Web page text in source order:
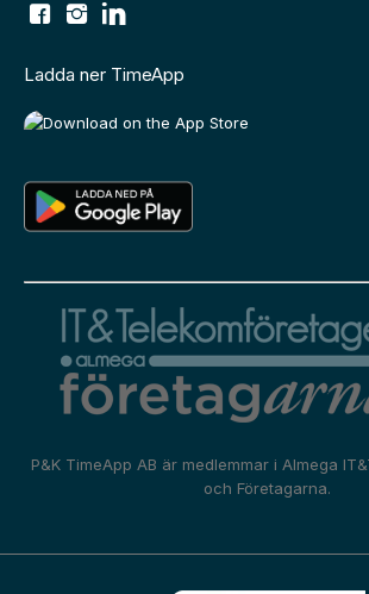
Ladda ner TimeApp
P&K TimeApp AB är medlemmar i Almega
och Företagarna.